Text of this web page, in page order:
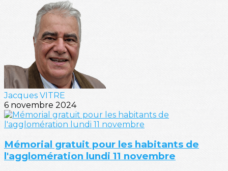
Jacques VITRE
6 novembre 2024
Mémorial gratuit pour les habitants de
l'agglomération lundi 11 novembre